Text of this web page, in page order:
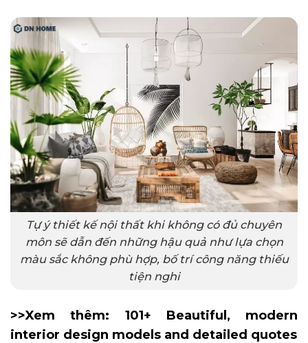
Tự ý thiết kế nội thất khi không có đủ chuyên
môn sẽ dẫn đến những hậu quả như lựa chọn
màu sắc không phù hợp, bố trí công năng thiếu
tiện nghi
>>Xem thêm: 101+ Beautiful, modern
interior design models and detailed quotes